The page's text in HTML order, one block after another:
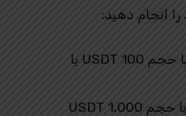
را انجام دهید:
معامله اسپات با حجم 100 USDT یا
معامله فیوچرز با حجم 1,000 USDT